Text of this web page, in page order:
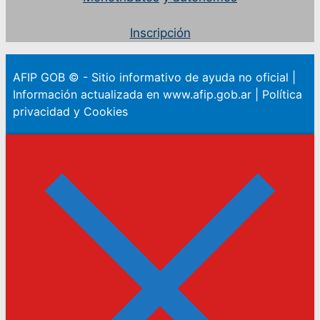
Inscripción
AFIP GOB © - Sitio informativo de ayuda no oficial |
Información actualizada en www.afip.gob.ar | Política
privacidad y Cookies